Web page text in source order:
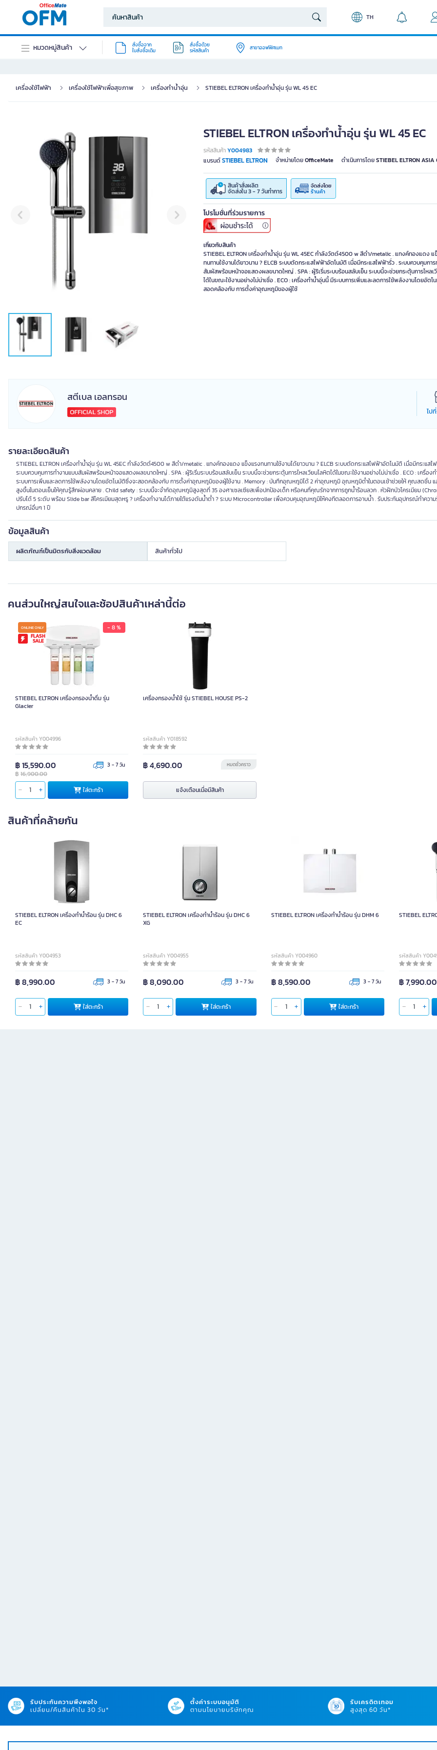
TH
หมวดหมู่สินค้า
สั่งซื้อจาก
ใบสั่งซื้อเดิม
สั่งซื้อด้วย
รหัสสินค้า
สาขาออฟฟิศเมท
เครื่องใช้ไฟฟ้า เครื่องใช้ไฟฟ้าเพื่อสุขภาพ เครื่องทำน้ำอุ่น STIEBEL ELTRON เครื่องทำน้ำอุ่น รุ่น WL 45 EC
STIEBEL ELTRON เครื่องทำน้ำอุ่น รุ่น WL 45 EC
รหัสสินค้าY004983
แบรนด์STIEBEL ELTRON จำหน่ายโดยOfficeMate ดำเนินการโดยSTIEBEL ELTRON ASIA
สินค้าสั่งผลิต
จัดส่งใน 3 - 7 วันทำการ
จัดส่งโดย
ร้านค้า
โปรโมชั่นที่ร่วมรายการ
เกี่ยวกับสินค้า
STIEBEL ELTRON เครื่องทำน้ำอุ่น รุ่น WL 45EC กำลังวัตต์4500 w สีดำ/metalic . แทงค์ทองแดง
ทนทานใช้งานได้ยาวนาน ? ELCB ระบบตัดกระแสไฟฟ้าอัตโนมัติ เมื่อมีกระแสไฟฟ้ารั่ว . ระบบควบคุมกา
สัมผัสพร้อมหน้าจอแสดงผลขนาดใหญ่ . SPA : ผู้ริเริ่มระบบร้อนสลับเย็น ระบบนี้จะช่วยกระตุ้นการไหลเ
ได้ในขณะใช้งานอย่างไม่น่าเชื่อ . ECO : เครื่องทำน้ำอุ่นนี้ มีระบบการเพิ่มและลดการใช้พลังงานโดยอัตโ
สอดคล้องกับ การตั้งค่าอุณหภูมิของผู้ใช้
สตีเบล เอลทรอน
ไป
รายละเอียดสินค้า
STIEBEL ELTRON เครื่องทำน้ำอุ่น รุ่น WL 45EC กำลังวัตต์4500 w สีดำ/metalic . แทงค์ทองแดง แข็งแรงทนทานใช้งานได้ยาวนาน ? ELCB ระบบตัดกระแสไฟฟ้าอัตโนมัติ เมื่อมีกระแสไ
ระบบควบคุมการทำงานแบบสัมผัสพร้อมหน้าจอแสดงผลขนาดใหญ่ . SPA : ผู้ริเริ่มระบบร้อนสลับเย็น ระบบนี้จะช่วยกระตุ้นการไหลเวียนโลหิตได้ในขณะใช้งานอย่างไม่น่าเชื่อ . ECO : เครื่อง
ระบบการเพิ่มและลดการใช้พลังงานโดยอัตโนมัติซึ่งจะสอดคล้องกับ การตั้งค่าอุณหภูมิของผู้ใช้งาน . Memory : บันทึกอุณหภูมิได้ 2 ค่าอุณหภูมิ อุณหภูมิต่ำในตอนเช้าช่วยให้ คุณสดชื่น
สูงขึ้นในตอนเย็นให้คุณรู้สึกผ่อนคลาย . Child safety : ระบบนี้จะจำกัดอุณหภูมิสูงสุดที่ 35 องศาเซลเซียสเพื่อปกป้องเด็ก หรือคนที่คุณรักจากการถูกน้ำร้อนลวก . หัวฝักบัวโครเมียม
ปรับได้ 5 ระดับ พร้อม Slide bar สีโครเมียมสุดหรู ? เครื่องทำงานได้ภายใต้แรงดันน้ำต่ำ ? ระบบ Microcontroller เพื่อควบคุมอุณหภูมิให้คงทีตลอดการอาบน้ำ . รับประกันอุปกรณ์ทำควา
ปกรณ์อื่นๆ 1 ปี
ข้อมูลสินค้า
ผลิตภัณฑ์เป็นมิตรกับสิ่งแวดล้อม สินค้าทั่วไป
คนส่วนใหญ่สนใจและช้อปสินค้าเหล่านี้ต่อ
ONLINE ONLY
FLASH
SALE
- 8 %
STIEBEL ELTRON เครื่องกรองน้ำดื่ม รุ่น
Glacier
รหัสสินค้า Y004996
฿ 15,590.00
฿ 16,900.00
3 - 7 วัน
ใส่ตะกร้า
เครื่องกรองน้ำใช้ รุ่น STIEBEL HOUSE PS-2
รหัสสินค้า Y018592
฿ 4,690.00 หมดชั่วคราว
แจ้งเตือนเมื่อมีสินค้า
สินค้าที่คล้ายกัน
STIEBEL ELTRON เครื่องทำน้ำร้อน รุ่น DHC 6
EC
รหัสสินค้า Y004953
฿ 8,990.00 3 - 7 วัน
ใส่ตะกร้า
STIEBEL ELTRON เครื่องทำน้ำร้อน รุ่น DHC 6
XG
รหัสสินค้า Y004955
฿ 8,090.00 3 - 7 วัน
ใส่ตะกร้า
STIEBEL ELTRON เครื่องทำน้ำร้อน รุ่น DHM 6
รหัสสินค้า Y004960
฿ 8,590.00 3 - 7 วัน
ใส่ตะกร้า
STIEBEL
รหัสสินค้า
฿ 7,990.00
รับประกันความพึงพอใจ
เปลี่ยน/คืนสินค้าใน 30 วัน*
ตั้งค่าระบบอนุมัติ
ตามนโยบายบริษัทคุณ
รับเครดิตเทอม
สูงสุด 60 วัน*